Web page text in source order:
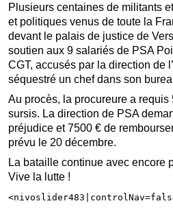
Plusieurs centaines de militants
et politiques venus de toute la
devant le palais de justice de
soutien aux 9 salariés de PSA
CGT, accusés par la direction de
séquestré un chef dans son
Au procès, la procureure a
sursis. La direction de PSA
préjudice et 7500 € de
prévu le 20 décembre.
La bataille continue avec encore
Vive la lutte !